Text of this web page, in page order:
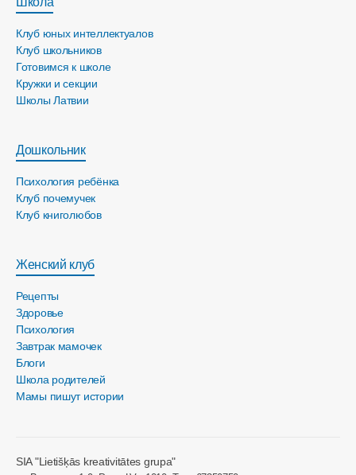
Клуб юных интеллектуалов
Клуб школьников
Готовимся к школе
Кружки и секции
Школы Латвии
Дошкольник
Психология ребёнка
Клуб почемучек
Клуб книголюбов
Женский клуб
Рецепты
Здоровье
Психология
Завтрак мамочек
Блоги
Школа родителей
Мамы пишут истории
SIA "Lietišķās kreativitātes grupa"